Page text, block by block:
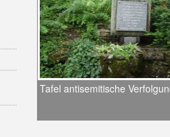
Tafel antisemitische